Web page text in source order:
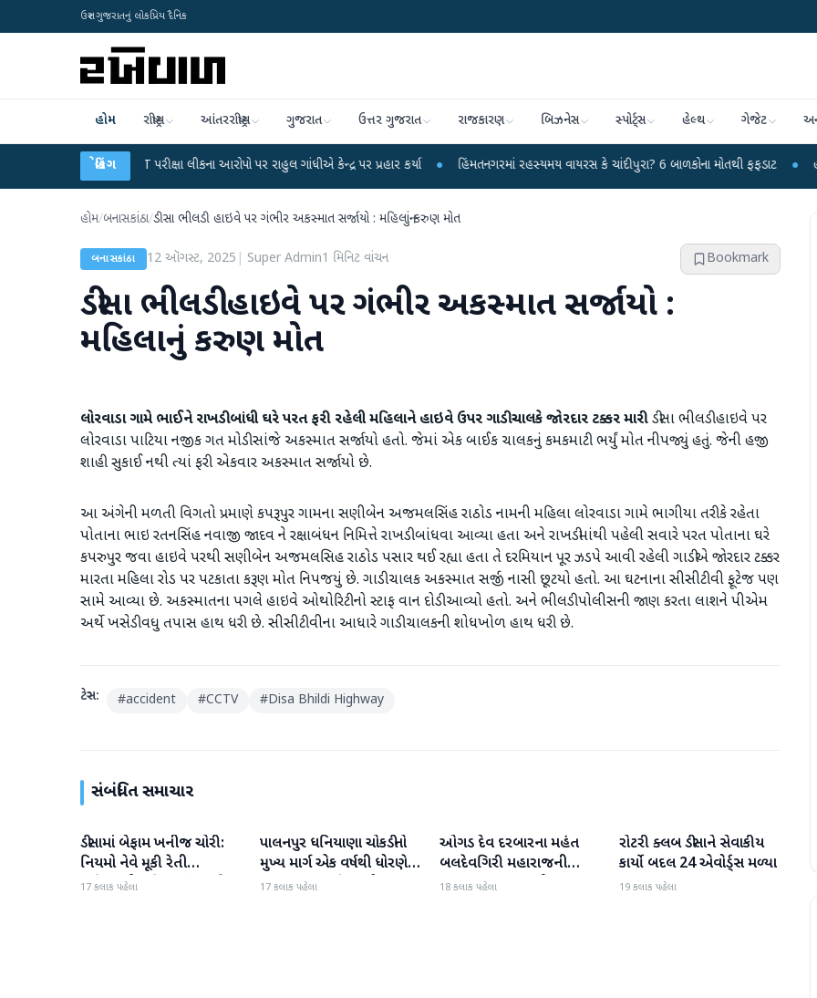
ઉત્તર ગુજરાતનું લોકપ્રિય દૈનિક
હોમ રાષ્ટ્રીય આંતરરાષ્ટ્રીય ગુજરાત ઉત્તર ગુજરાત રાજકારણ બિઝનેસ સ્પોર્ટ્સ હેલ્થ ગેજેટ
બ્રેકિંગ
UGC-NET પરીક્ષા લીકના આરોપો પર રાહુલ ગાંધીએ કેન્દ્ર પર પ્રહાર કર્યા ● હિંમતનગરમાં રહસ્યમય વાયરસ કે ચાંદીપુરા? 6 બાળકોના મોતથી ફફડાટ ● હવામાન વિભાગે
હોમ/બનાસકાંઠા/ડીસા ભીલડી હાઇવે પર ગંભીર અકસ્માત સર્જાયો : મહિલાનું કરુણ મોત
બનાસકાંઠા 12 ઑગસ્ટ, 2025 Super Admin1 મિનિટ વાંચન Bookmark
ડીસા ભીલડી હાઇવે પર ગંભીર અકસ્માત સર્જાયો :
મહિલાનું કરુણ મોત
લોરવાડા ગામે ભાઈને રાખડી બાંધી ઘરે પરત ફરી રહેલી મહિલાને હાઇવે ઉપર ગાડી ચાલકે જોરદાર ટક્કર મારીડીસા ભીલડી હાઇવે પર
લોરવાડા પાટિયા નજીક ગત મોડી સાંજે અકસ્માત સર્જાયો હતો. જેમાં એક બાઈક ચાલકનું કમકમાટી ભર્યું મોત નીપજ્યું હતું. જેની હજી
શાહી સુકાઈ નથી ત્યાં ફરી એકવાર અકસ્માત સર્જાયો છે.
આ અંગેની મળતી વિગતો પ્રમાણે કપરૂપુર ગામના સણીબેન અજમલસિંહ રાઠોડ નામની મહિલા લોરવાડા ગામે ભાગીયા તરીકે રહેતા
પોતાના ભાઇ રતનસિંહ નવાજી જાદવ ને રક્ષાબંધન નિમિત્તે રાખડી બાંધવા આવ્યા હતા અને રાખડીમાંથી પહેલી સવારે પરત પોતાના ઘરે
કપરુપુર જવા હાઇવે પરથી સણીબેન અજમલસિહ રાઠોડ પસાર થઈ રહ્યા હતા તે દરમિયાન પૂર ઝડપે આવી રહેલી ગાડીએ જોરદાર ટક્કર
મારતા મહિલા રોડ પર પટકાતા કરૂણ મોત નિપજયું છે. ગાડી ચાલક અકસ્માત સર્જી નાસી છૂટયો હતો. આ ઘટનાના સીસીટીવી ફૂટેજ પણ
સામે આવ્યા છે. અકસ્માતના પગલે હાઇવે ઓથોરિટીનો સ્ટાફ વાન દોડી આવ્યો હતો. અને ભીલડી પોલીસની જાણ કરતા લાશને પીએમ
અર્થે ખસેડી વધુ તપાસ હાથ ધરી છે. સીસીટીવીના આધારે ગાડી ચાલકની શોધખોળ હાથ ધરી છે.
ટેગ્સ: #accident #CCTV #Disa Bhildi Highway
સંબંધિત સમાચાર
બનાસકાંઠા
ડીસામાં બેફામ ખનીજ ચોરી:
નિયમો નેવે મૂકી રેતી
માફિયાઓ સક્રિય, તંત્ર સામે
17 કલાક પહેલા
બનાસકાંઠા
પાલનપુર ધનિયાણા ચોકડીનો
મુખ્ય માર્ગ એક વર્ષથી ધોરણે:
ગટરલાઇન પછી રસ્તો ન
17 કલાક પહેલા
બનાસકાંઠા
ઓગડ દેવ દરબારના મહંત
બલદેવગિરી મહારાજની
અટકાયત બાદ જામીન પર
18 કલાક પહેલા
બનાસકાંઠા
રોટરી ક્લબ ડીસાને સેવાકીય
કાર્યો બદલ 24 એવોર્ડ્સ મળ્યા
19 કલાક પહેલા